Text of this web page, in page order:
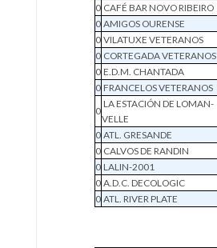
0 CAFÉ BAR NOVO RIBEIRO
0 AMIGOS OURENSE
0 VILATUXE VETERANOS
0 CORTEGADA VETERANOS
0 E.D.M. CHANTADA
0 FRANCELOS VETERANOS
0
LA ESTACIÓN DE LOMAN-
VELLE
0 ATL. GRESANDE
0 CALVOS DE RANDIN
0 LALIN-2001
0 A.D.C. DECOLOGIC
0 ATL. RIVER PLATE